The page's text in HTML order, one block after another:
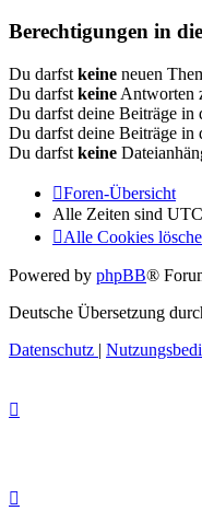
Berechtigungen in
Du darfst keine neuen
Du darfst keine Antworten
Du darfst deine Beiträge in
Du darfst deine Beiträge in
Du darfst keine
Foren-Übersicht
Alle Zeiten sind
Alle Cookies
Powered by phpBB®
Deutsche Übersetzung
Datenschutz |